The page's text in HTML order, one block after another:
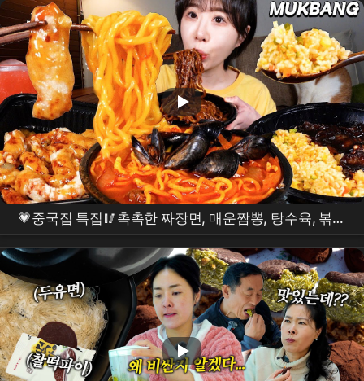
💗중국집 특집🥢촉촉한 짜장면, 매운짬뽕, 탕수육, 볶음
밥 먹방 ❤️ Jjajangmyeon, Spicy jjambbong,
Tangsuyuk, Fried Rice MUKBANG